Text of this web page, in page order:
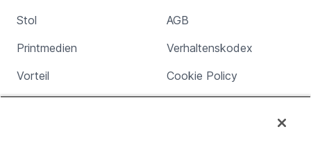
Stol
Printmedien
Vorteil
AGB
Verhaltenskodex
Cookie Policy